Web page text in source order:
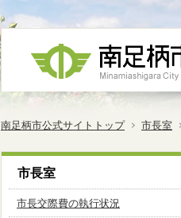
南足柄市公式サイトトップ 市長室
市長室
市長交際費の執行状況